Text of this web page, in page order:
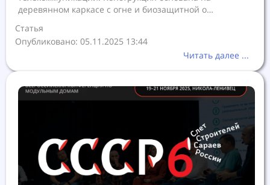
деревянном каркасе с огне и биозащитной о…
Статья
Опубликовано: 05.11.2025 13:44
Читать далее ...